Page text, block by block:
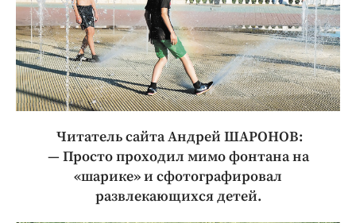
Читатель сайта Андрей ШАРОНОВ:
— Просто проходил мимо фонтана на
«шарике» и сфотографировал
развлекающихся детей.